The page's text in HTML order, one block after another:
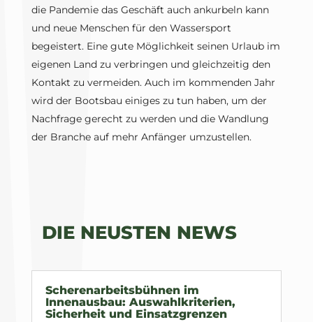
die Pandemie das Geschäft auch ankurbeln kann
und neue Menschen für den Wassersport
begeistert. Eine gute Möglichkeit seinen Urlaub im
eigenen Land zu verbringen und gleichzeitig den
Kontakt zu vermeiden. Auch im kommenden Jahr
wird der Bootsbau einiges zu tun haben, um der
Nachfrage gerecht zu werden und die Wandlung
der Branche auf mehr Anfänger umzustellen.
DIE NEUSTEN NEWS
Scherenarbeitsbühnen im
Innenausbau: Auswahlkriterien,
Sicherheit und Einsatzgrenzen